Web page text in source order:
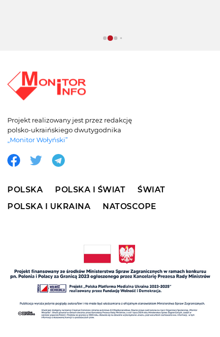
Projekt realizowany jest przez redakcję
polsko-ukraińskiego dwutygodnika
„Monitor Wołyński”
POLSKA POLSKA I ŚWIAT
ŚWIAT
POLSKA I UKRAINA
NATOSCOPE